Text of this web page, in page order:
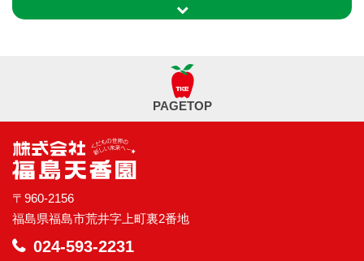
PAGETOP
〒960-2156
福島県福島市荒井字上町裏2番地
024-593-2231